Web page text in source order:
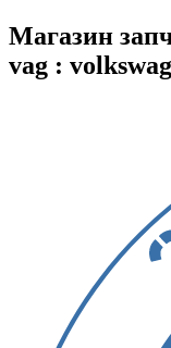
Магазин
vag :